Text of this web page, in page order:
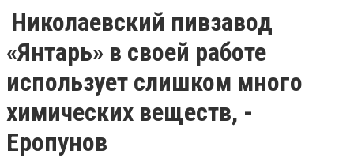
Николаевский пивзавод
«Янтарь» в своей работе
использует слишком много
химических веществ, -
Еропунов